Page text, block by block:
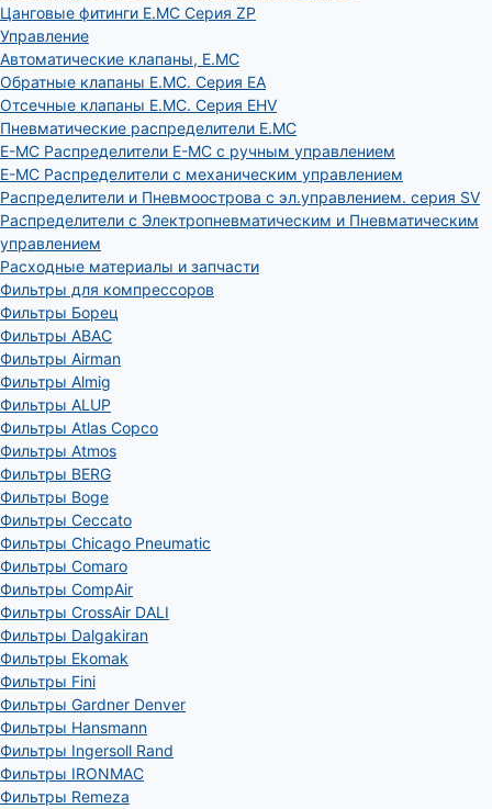
Цанговые фитинги E.MC Серия ZP
Управление
Автоматические клапаны, Е.МС
Обратные клапаны E.MC. Серия EA
Отсечные клапаны E.MC. Серия EHV
Пневматические распределители E.MC
E-MC Распределители E-MC с ручным управлением
E-MC Распределители с механическим управлением
Распределители и Пневмоострова с эл.управлением. серия SV
Распределители с Электропневматическим и Пневматическим
управлением
Расходные материалы и запчасти
Фильтры для компрессоров
Фильтры Борец
Фильтры ABAC
Фильтры Airman
Фильтры Almig
Фильтры ALUP
Фильтры Atlas Copco
Фильтры Atmos
Фильтры BERG
Фильтры Boge
Фильтры Ceccato
Фильтры Chicago Pneumatic
Фильтры Comaro
Фильтры CompAir
Фильтры CrossAir DALI
Фильтры Dalgakiran
Фильтры Ekomak
Фильтры Fini
Фильтры Gardner Denver
Фильтры Hansmann
Фильтры Ingersoll Rand
Фильтры IRONMAC
Фильтры Remeza